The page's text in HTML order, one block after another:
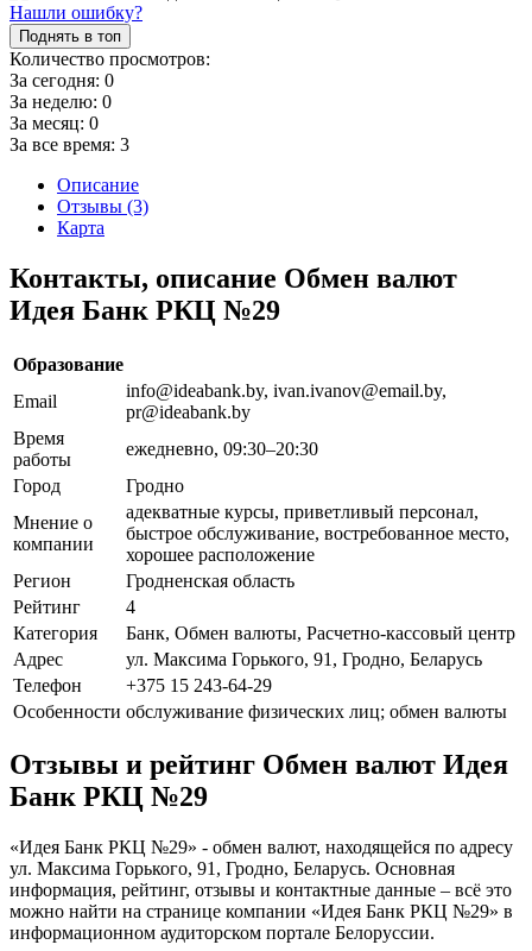
Нашли ошибку?
Поднять в топ
Количество просмотров:
За сегодня: 0
За неделю: 0
За месяц: 0
За все время: 3
Описание
Отзывы (3)
Карта
Контакты, описание Обмен валют
Идея Банк РКЦ №29
Образование
Email
info@ideabank.by, ivan.ivanov@email.by,
pr@ideabank.by
Время
работы
ежедневно, 09:30–20:30
Город
Гродно
Мнение о
компании
адекватные курсы, приветливый персонал,
быстрое обслуживание, востребованное место,
хорошее расположение
Регион
Гродненская область
Рейтинг
4
Категория
Банк, Обмен валюты, Расчетно-кассовый центр
Адрес
ул. Максима Горького, 91, Гродно, Беларусь
Телефон
+375 15 243-64-29
Особенности обслуживание физических лиц; обмен валюты
Отзывы и рейтинг Обмен валют Идея
Банк РКЦ №29
«Идея Банк РКЦ №29» - обмен валют, находящейся по адресу
ул. Максима Горького, 91, Гродно, Беларусь. Основная
информация, рейтинг, отзывы и контактные данные – всё это
можно найти на странице компании «Идея Банк РКЦ №29» в
информационном аудиторском портале Белоруссии.